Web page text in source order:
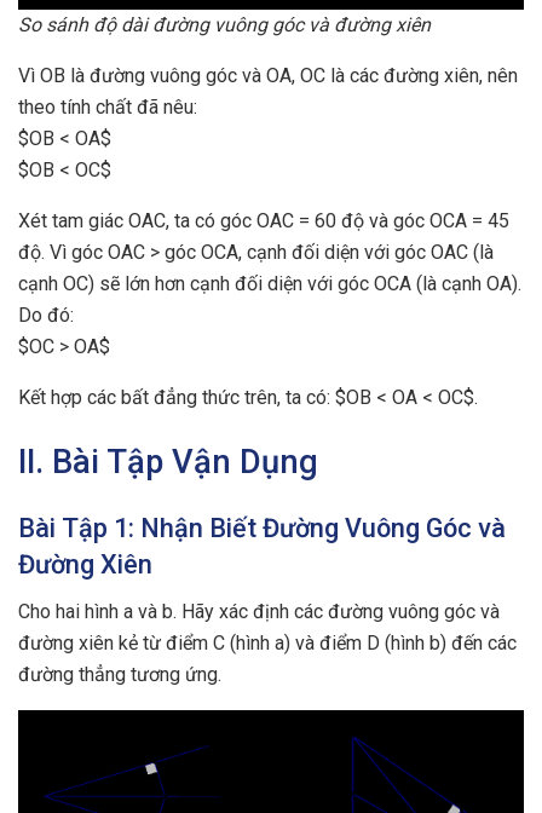
So sánh độ dài đường vuông góc và đường xiên
Vì OB là đường vuông góc và OA, OC là các đường xiên, nên
theo tính chất đã nêu:
$OB < OA$
$OB < OC$
Xét tam giác OAC, ta có góc OAC = 60 độ và góc OCA = 45
độ. Vì góc OAC > góc OCA, cạnh đối diện với góc OAC (là
cạnh OC) sẽ lớn hơn cạnh đối diện với góc OCA (là cạnh OA).
Do đó:
$OC > OA$
Kết hợp các bất đẳng thức trên, ta có: $OB < OA < OC$.
II. Bài Tập Vận Dụng
Bài Tập 1: Nhận Biết Đường Vuông Góc và
Đường Xiên
Cho hai hình a và b. Hãy xác định các đường vuông góc và
đường xiên kẻ từ điểm C (hình a) và điểm D (hình b) đến các
đường thẳng tương ứng.